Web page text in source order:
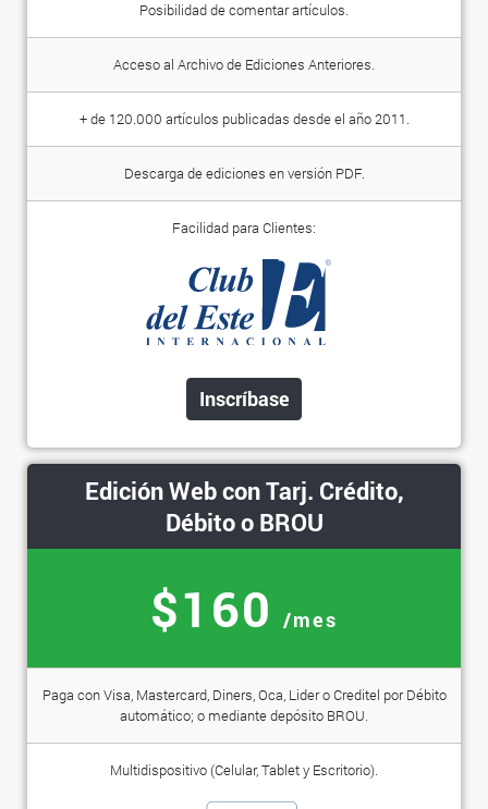
Posibilidad de comentar artículos.
Acceso al Archivo de Ediciones Anteriores.
+ de 120.000 artículos publicadas desde el año 2011.
Descarga de ediciones en versión PDF.
Facilidad para Clientes:
Inscríbase
Edición Web con Tarj. Crédito,
Débito o BROU
$160 /mes
Paga con Visa, Mastercard, Diners, Oca, Lider o Creditel por Débito
automático; o mediante depósito BROU.
Multidispositivo (Celular, Tablet y Escritorio).